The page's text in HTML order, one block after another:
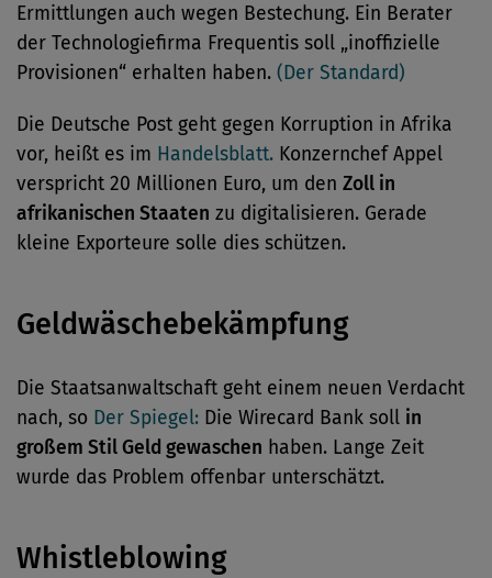
Ermittlungen auch wegen Bestechung. Ein Berater
der Technologiefirma Frequentis soll „inoffizielle
Provisionen“ erhalten haben. (Der Standard)
Die Deutsche Post geht gegen Korruption in Afrika
vor, heißt es im Handelsblatt. Konzernchef Appel
verspricht 20 Millionen Euro, um den Zoll in
afrikanischen Staaten zu digitalisieren. Gerade
kleine Exporteure solle dies schützen.
Geldwäschebekämpfung
Die Staatsanwaltschaft geht einem neuen Verdacht
nach, so Der Spiegel: Die Wirecard Bank soll in
großem Stil Geld gewaschen haben. Lange Zeit
wurde das Problem offenbar unterschätzt.
Whistleblowing